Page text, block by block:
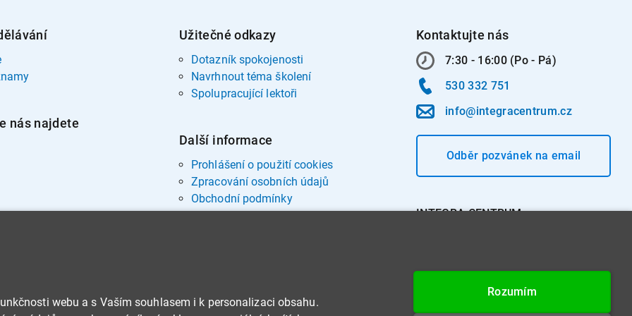
nás najdete
Užitečné odkazy
Dotazník spokojenosti
Navrhnout téma školení
Spolupracující lektoři
Další informace
Prohlášení o použití cookies
Zpracování osobních údajů
Obchodní podmínky
Kontaktujte nás
7:30 - 16:00 (Po - Pá)
530 332 751
info@integracentrum.cz
Odběr pozvánekna email
INTEGRA CENTRUM s.r.o.
DIČ: CZ26234203
webu a s Vaším souhlasem i k personalizaci obsahu.
Rozumím